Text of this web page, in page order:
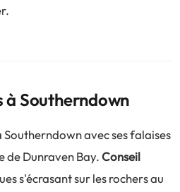
à Southerndown
avec ses falaises
de Dunraven Bay.Conseil
s'écrasant sur les rochers au